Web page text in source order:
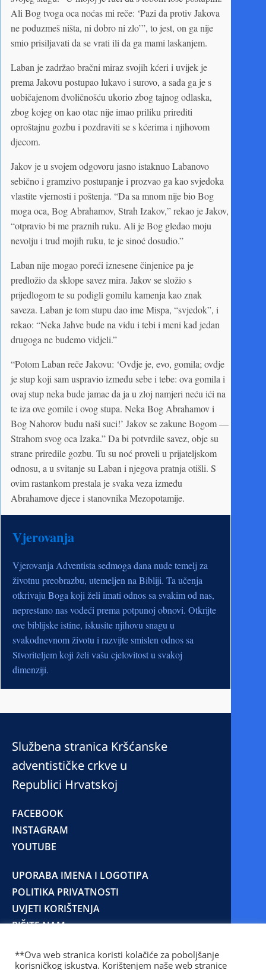
Ali Bog tvoga oca noćas mi reče: ‘Pazi da protiv Jakova
ne poduzmeš ništa, ni dobro ni zlo’”, to jest, on ga nije
smio prisiljavati da se vrati ili da ga mami laskanjem.
Laban je zadržao bračni miraz svojih kćeri i uvijek je
prema Jakovu postupao lukavo i surovo, a sada ga je s
uobičajenom dvoličnošću ukorio zbog tajnog odlaska,
zbog kojeg on kao otac nije imao priliku prirediti
oproštajnu gozbu i pozdraviti se s kćerima i njihovom
djecom.
Jakov je u svojem odgovoru jasno istaknuo Labanovo
sebično i gramzivo postupanje i prozvao ga kao svjedoka
vlastite vjernosti i poštenja. “Da sa mnom nije bio Bog
moga oca, Bog Abrahamov, Strah Izakov,” rekao je Jakov,
“otpravio bi me praznih ruku. Ali je Bog gledao moju
nevolju i trud mojih ruku, te je sinoć dosudio.”
Laban nije mogao poreći iznesene činjenice pa je
predložio da sklope savez mira. Jakov se složio s
prijedlogom te su podigli gomilu kamenja kao znak
saveza. Laban je tom stupu dao ime Mispa, “svjedok”, i
rekao: “Neka Jahve bude na vidu i tebi i meni kad jedan
drugoga ne budemo vidjeli.”
“Potom Laban reče Jakovu: ‘Ovdje je, evo, gomila; ovdje
je stup koji sam uspravio između sebe i tebe: ova gomila i
ovaj stup neka bude jamac da ja u zloj namjeri neću ići na
te iza ove gomile i ovog stupa. Neka Bog Abrahamov i
Bog Nahorov budu naši suci!’ Jakov se zakune Bogom —
Strahom svog oca Izaka.” Da bi potvrdile savez, obje su
strane priredile gozbu. Tu su noć proveli u prijateljskom
odnosu, a u svitanje su Laban i njegova pratnja otišli. S
ovim rastankom prestala je svaka veza između
Abrahamove djece i stanovnika Mezopotamije.
Vjerovanja
Vjerovanja Adventista sedmoga dana nude temelj za
životnu preobrazbu, utemeljen na Bibliji. Ta učenja
otkrivaju Boga koji želi imati odnos sa svakim od nas,
neprestano nas vodeći prema potpunoj obnovi. Otkrijte
ove biblijske istine, iskusite njihovu snagu u
svakodnevnom životu i razvijte smislen odnos sa
Stvoriteljem koji želi vašu cjelovitost u svakoj
dimenziji.
Službena stranica Kršćanske
adventističke crkve u
Republici Hrvatskoj
FACEBOOK
INSTAGRAM
YOUTUBE
UPORABA IMENA I LOGOTIPA
POLITIKA PRIVATNOSTI
UVJETI KORIŠTENJA
PIŠITE NAM
© 2025 Copyright © 2023 Kršćanska adventistička
**Ova web stranica koristi kolačiće za poboljšanje
korisničkog iskustva. Korištenjem naše web stranice